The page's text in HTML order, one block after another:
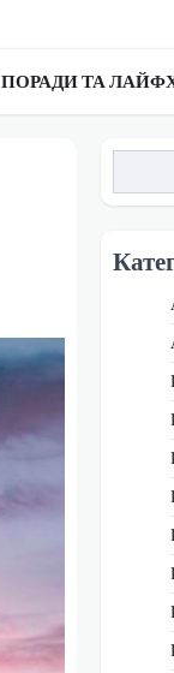
ПОРАДИ ТА